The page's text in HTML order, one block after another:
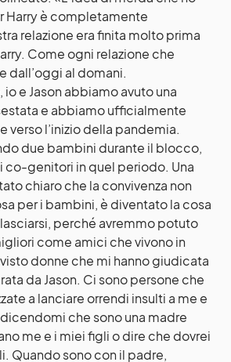
Harry è completamente
relazione era finita molto prima
Come ogni relazione che
dall’oggi al domani.
e Jason abbiamo avuto una
e abbiamo ufficialmente
verso l’inizio della pandemia.
due bambini durante il blocco,
co-genitori in quel periodo. Una
chiaro che la convivenza non
per i bambini, è diventato la cosa
perché avremmo potuto
come amici che vivono in
donne che mi hanno giudicata
da Jason. Ci sono persone che
a lanciare orrendi insulti a me e
che sono una madre
me e i miei figli o dire che dovrei
Quando sono con il padre,